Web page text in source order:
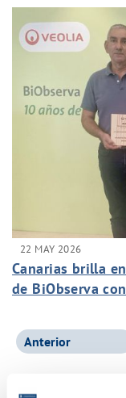
22 MAY 2026
Canarias brilla
de BiObserva
Anterior